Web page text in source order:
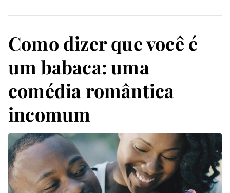
Como dizer que você é
um babaca: uma
comédia romântica
incomum